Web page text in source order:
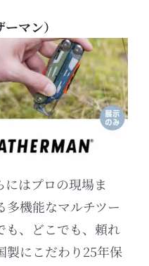
マン）
はプロの現場ま
多機能なマルチツー
も、どこでも、頼れ
製にこだわり25年保